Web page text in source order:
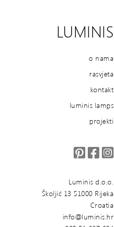
LUMINIS
o nama
rasvjeta
kontakt
luminis lamps
projekti
Luminis d.o.o.
Školjić 13 51000 Rijeka
Croatia
info@luminis.hr